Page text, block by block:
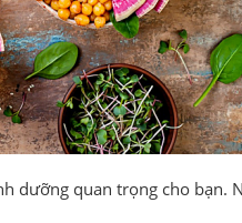
dưỡng quan trọng cho bạn.